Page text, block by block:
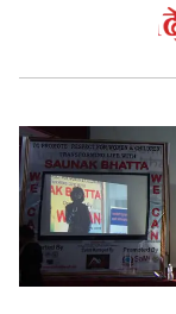
सुचनाहरु
स्वास्थ्य
भिडियो